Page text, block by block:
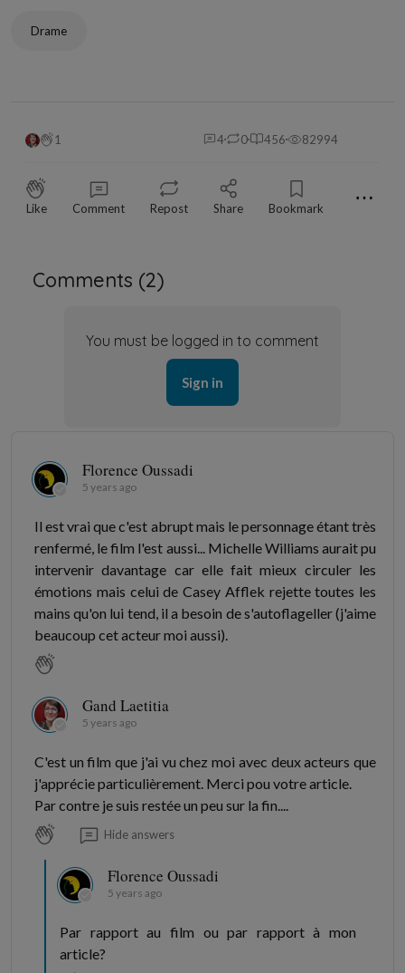
Drame
1 4 0 456 82994
Like Comment Repost Share Bookmark ⋯
Comments (2)
You must be logged in to comment
Sign in
Florence Oussadi
5 years ago
Il est vrai que c'est abrupt mais le personnage étant très
renfermé, le film l'est aussi... Michelle Williams aurait pu
intervenir davantage car elle fait mieux circuler les
émotions mais celui de Casey Afflek rejette toutes les
mains qu'on lui tend, il a besoin de s'autoflageller (j'aime
beaucoup cet acteur moi aussi).
Gand Laetitia
5 years ago
C'est un film que j'ai vu chez moi avec deux acteurs que
j'apprécie particulièrement. Merci pou votre article.
Par contre je suis restée un peu sur la fin....
Hide answers
Florence Oussadi
5 years ago
Par rapport au film ou par rapport à mon
article?